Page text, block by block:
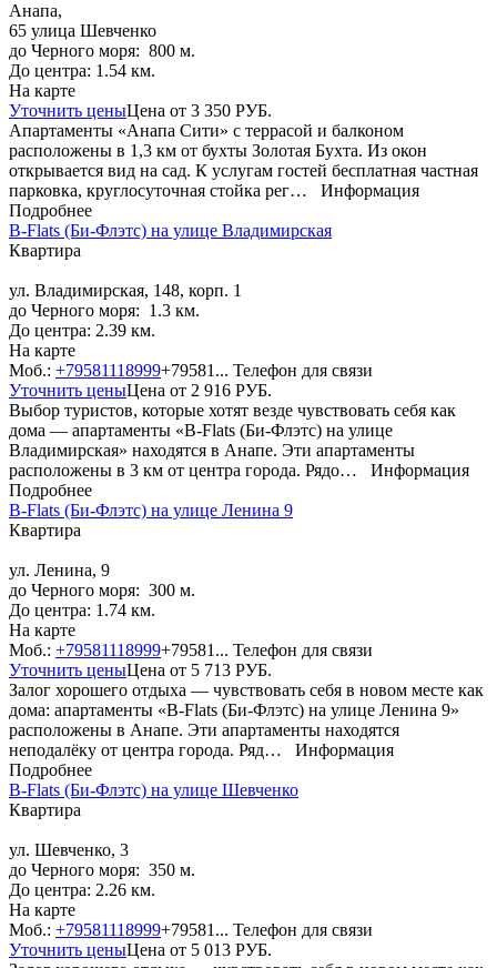
Анапа,
65 улица Шевченко
до Черного моря: 800 м.
До центра: 1.54 км.
На карте
Уточнить ценыЦена от 3 350 РУБ.
Апартаменты «Анапа Сити» с террасой и балконом
расположены в 1,3 км от бухты Золотая Бухта. Из окон
открывается вид на сад. К услугам гостей бесплатная частная
парковка, круглосуточная стойка рег… Информация
Подробнее
B-Flats (Би-Флэтс) на улице Владимирская
Квартира
ул. Владимирская, 148, корп. 1
до Черного моря: 1.3 км.
До центра: 2.39 км.
На карте
Моб.: +79581118999+79581... Телефон для связи
Уточнить ценыЦена от 2 916 РУБ.
Выбор туристов, которые хотят везде чувствовать себя как
дома — апартаменты «B-Flats (Би-Флэтс) на улице
Владимирская» находятся в Анапе. Эти апартаменты
расположены в 3 км от центра города. Рядо… Информация
Подробнее
B-Flats (Би-Флэтс) на улице Ленина 9
Квартира
ул. Ленина, 9
до Черного моря: 300 м.
До центра: 1.74 км.
На карте
Моб.: +79581118999+79581... Телефон для связи
Уточнить ценыЦена от 5 713 РУБ.
Залог хорошего отдыха — чувствовать себя в новом месте как
дома: апартаменты «B-Flats (Би-Флэтс) на улице Ленина 9»
расположены в Анапе. Эти апартаменты находятся
неподалёку от центра города. Ряд… Информация
Подробнее
B-Flats (Би-Флэтс) на улице Шевченко
Квартира
ул. Шевченко, 3
до Черного моря: 350 м.
До центра: 2.26 км.
На карте
Моб.: +79581118999+79581... Телефон для связи
Уточнить ценыЦена от 5 013 РУБ.